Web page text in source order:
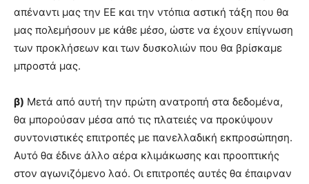
απέναντι μας την ΕΕ και την ντόπια αστική τάξη που θα
μας πολεμήσουν με κάθε μέσο, ώστε να έχουν επίγνωση
των προκλήσεων και των δυσκολιών που θα βρίσκαμε
μπροστά μας.
β) Μετά από αυτή την πρώτη ανατροπή στα δεδομένα,
θα μπορούσαν μέσα από τις πλατειές να προκύψουν
συντονιστικές επιτροπές με πανελλαδική εκπροσώπηση.
Αυτό θα έδινε άλλο αέρα κλιμάκωσης και προοπτικής
στον αγωνιζόμενο λαό. Οι επιτροπές αυτές θα έπαιρναν